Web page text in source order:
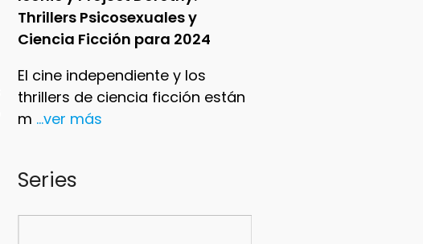
Thrillers Psicosexuales y
Ciencia Ficción para 2024
El cine independiente y los
thrillers de ciencia ficción están
m ...ver más
Series